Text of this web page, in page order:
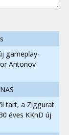
gameplay-
Antonov
tart, a Ziggurat
éves KKnD új